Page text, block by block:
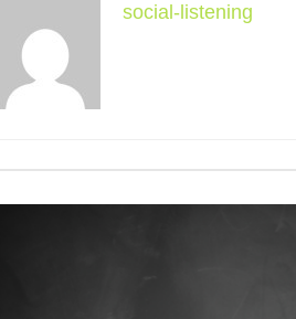
social-listening